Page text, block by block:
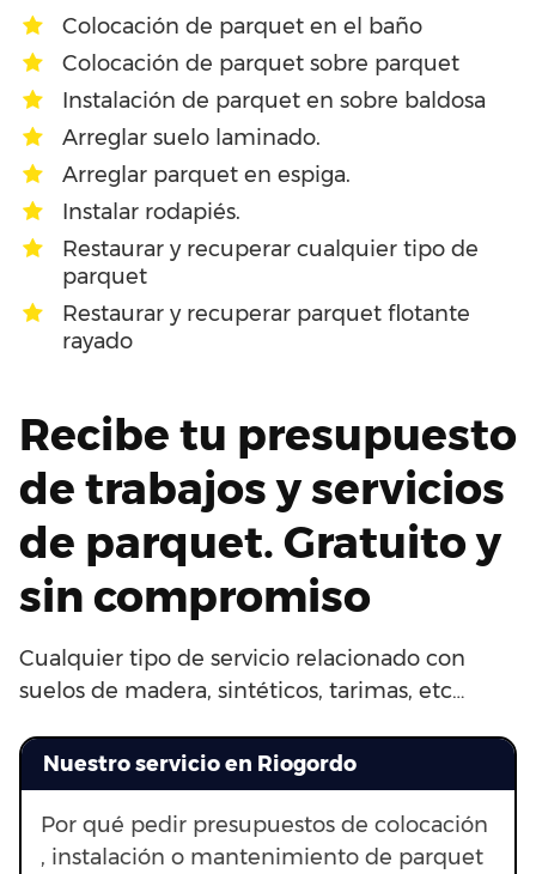
Colocación de parquet en el baño
Colocación de parquet sobre parquet
Instalación de parquet en sobre baldosa
Arreglar suelo laminado.
Arreglar parquet en espiga.
Instalar rodapiés.
Restaurar y recuperar cualquier tipo de
parquet
Restaurar y recuperar parquet flotante
rayado
Recibe tu presupuesto
de trabajos y servicios
de parquet. Gratuito y
sin compromiso
Cualquier tipo de servicio relacionado con
suelos de madera, sintéticos, tarimas, etc…
Nuestro servicio en Riogordo
Por qué pedir presupuestos de colocación
, instalación o mantenimiento de parquet